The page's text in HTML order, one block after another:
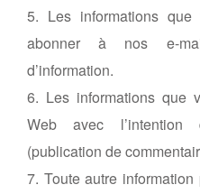
5. Les informations
abonner à nos e-
d’information.
6. Les informations que
Web avec
(publication de
7. Toute autre